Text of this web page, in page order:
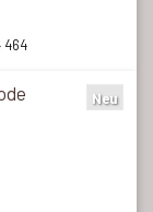
464
Neu